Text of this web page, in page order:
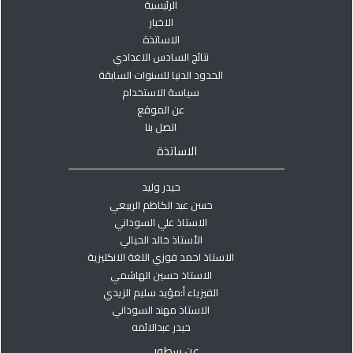
الرئيسية
الاخبار
الاساتذة
نتائج السادس الاعدادي
الحدود الدنيا للسنوات السابقة
سياسة الاستخدام
عن الموقع
اتصل بنا
الاساتذة
حيدر وليد
حسن عبد الكاظم الربيعي
الاستاذ علي السوداني
الأستاذ خالد الحيالي
الاستاذ احمد فوزي اللغة الانكليزية
الاستاذ حسين الهاشمي
الفيزياء أ:مؤيد سليم الزيدي
الاستاذ مهند السوداني
حيدر عبدالائمه